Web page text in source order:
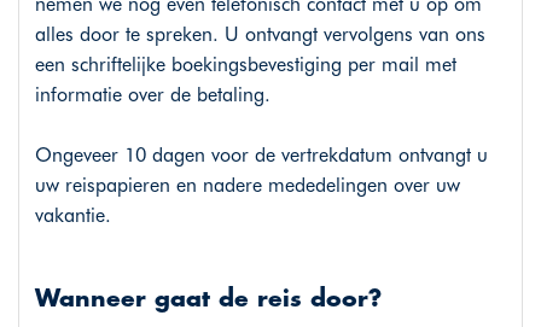
alles door te spreken. U ontvangt vervolgens van ons
een schriftelijke boekingsbevestiging per mail met
informatie over de betaling.
Ongeveer 10 dagen voor de vertrekdatum ontvangt u
uw reispapieren en nadere mededelingen over uw
vakantie.
Wanneer gaat de reis door?